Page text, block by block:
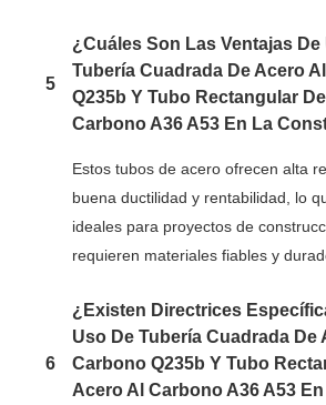
5
¿Cuáles Son Las Ventajas De
Tubería Cuadrada De Acero
Q235b Y Tubo Rectangular
Carbono A36 A53 En La
Estos tubos de acero ofrecen alta
buena ductilidad y rentabilidad, lo
ideales para proyectos de
requieren materiales fiables y
6
¿Existen Directrices
Uso De Tubería Cuadrada De
Carbono Q235b Y Tubo
Acero Al Carbono A36 A53